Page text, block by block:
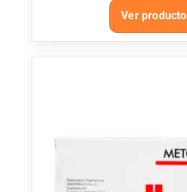
Ver producto